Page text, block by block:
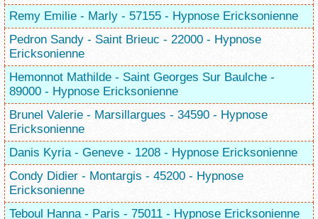
Remy Emilie - Marly - 57155 - Hypnose Ericksonienne
Pedron Sandy - Saint Brieuc - 22000 - Hypnose
Ericksonienne
Hemonnot Mathilde - Saint Georges Sur Baulche -
89000 - Hypnose Ericksonienne
Brunel Valerie - Marsillargues - 34590 - Hypnose
Ericksonienne
Danis Kyria - Geneve - 1208 - Hypnose Ericksonienne
Condy Didier - Montargis - 45200 - Hypnose
Ericksonienne
Teboul Hanna - Paris - 75011 - Hypnose Ericksonienne